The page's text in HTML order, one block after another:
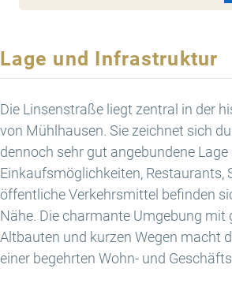
Lage und Infrastruktur
Die Linsenstraße liegt zentral in der
von Mühlhausen. Sie zeichnet sich
dennoch sehr gut angebundene Lage
Einkaufsmöglichkeiten, Restaurants,
öffentliche Verkehrsmittel befinden
Nähe. Die charmante Umgebung mit
Altbauten und kurzen Wegen macht
einer begehrten Wohn- und